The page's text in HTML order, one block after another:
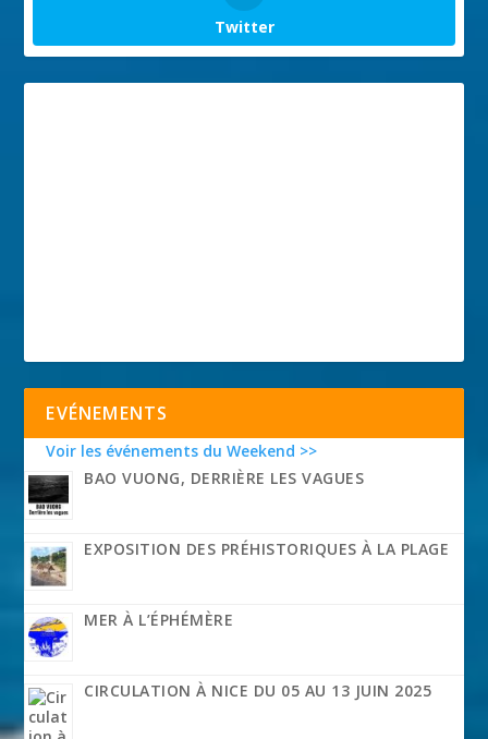
Twitter
EVÉNEMENTS
Voir les événements du Weekend >>
BAO VUONG, DERRIÈRE LES VAGUES
EXPOSITION DES PRÉHISTORIQUES À LA PLAGE
MER À L’ÉPHÉMÈRE
CIRCULATION À NICE DU 05 AU 13 JUIN 2025